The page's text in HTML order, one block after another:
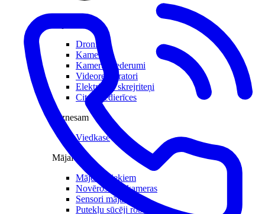
Droni
Kameras
Kameru piederumi
Videoreģistratori
Elektriskie skrejriteņi
Citas viedierīces
Biznesam
Viedkase
Mājai
Mājdzīvniekiem
Novērošanas kameras
Sensori mājai
Putekļu sūcēji roboti